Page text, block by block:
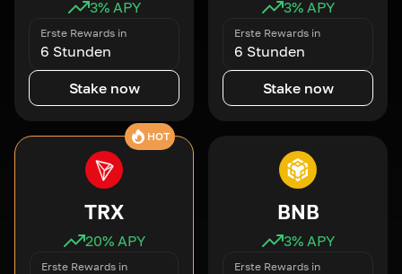
3% APY
Erste Rewards in
6 Stunden
Stake now
3% APY
Erste Rewards in
6 Stunden
Stake now
HOT
TRX
20% APY
Erste Rewards in
BNB
3% APY
Erste Rewards in